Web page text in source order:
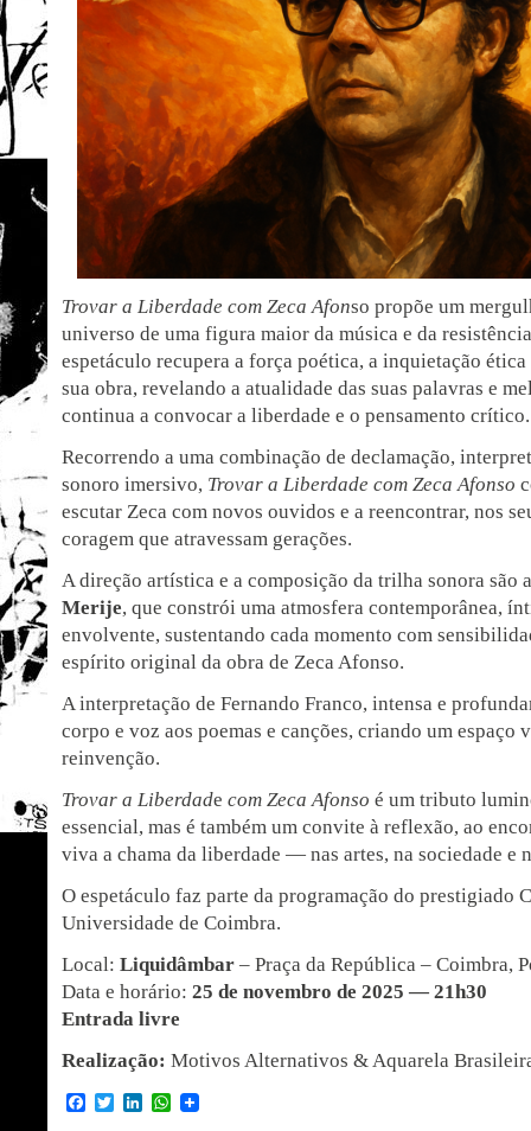
Trovar a Liberdade com Zeca Afonso propõe um
universo de uma figura maior da música e da
espetáculo recupera a força poética, a inquietação ética
sua obra, revelando a atualidade das suas palavras e
continua a convocar a liberdade e o pensamento crítico.
Recorrendo a uma combinação de declamação,
sonoro imersivo, Trovar a Liberdade com Zeca Afonso
escutar Zeca com novos ouvidos e a reencontrar, nos
coragem que atravessam gerações.
A direção artística e a composição da trilha sonora são
Merije, que constrói uma atmosfera contemporânea,
envolvente, sustentando cada momento com
espírito original da obra de Zeca Afonso.
A interpretação de Fernando Franco, intensa e
corpo e voz aos poemas e canções, criando um espaço
reinvenção.
Trovar a Liberdade com Zeca Afonso é um tributo
essencial, mas é também um convite à reflexão, ao
viva a chama da liberdade — nas artes, na sociedade e
O espetáculo faz parte da programação do prestigiado
Universidade de Coimbra.
Local: Liquidâmbar – Praça da República – Coimbra,
Data e horário: 25 de novembro de 2025 — 21h30
Entrada livre
Realização: Motivos Alternativos & Aquarela
Facebook
TwitterLinkedInWhatsApp